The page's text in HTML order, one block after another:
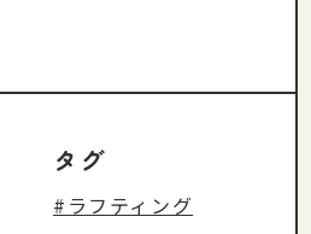
タグ
#ラフティング